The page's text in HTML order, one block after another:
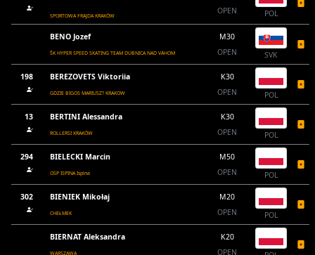
SPORTOWA FRAJDA KRAKÓW
OPEN
POL
BENO Jozef
ŠK HYPER SPEED SKATING TEAM DUBNICA NAD VÁHOM
M30
OPEN
SVK
198 BEREZOVETS Viktoriia
GDZIE BIGOS MARIUSZ? KRAKOW
K30
OPEN
POL
13 BERTINI Alessandra
ROLLERSI KRAKÓW
K30
OPEN
POL
294 BIELECKI Marcin
OSP ISPINA Ispina
M50
OPEN
POL
302 BIENIEK Mikołaj
CHEŁMEK
M20
OPEN
POL
BIERNAT Aleksandra
WARSZAWA
K20
OPEN